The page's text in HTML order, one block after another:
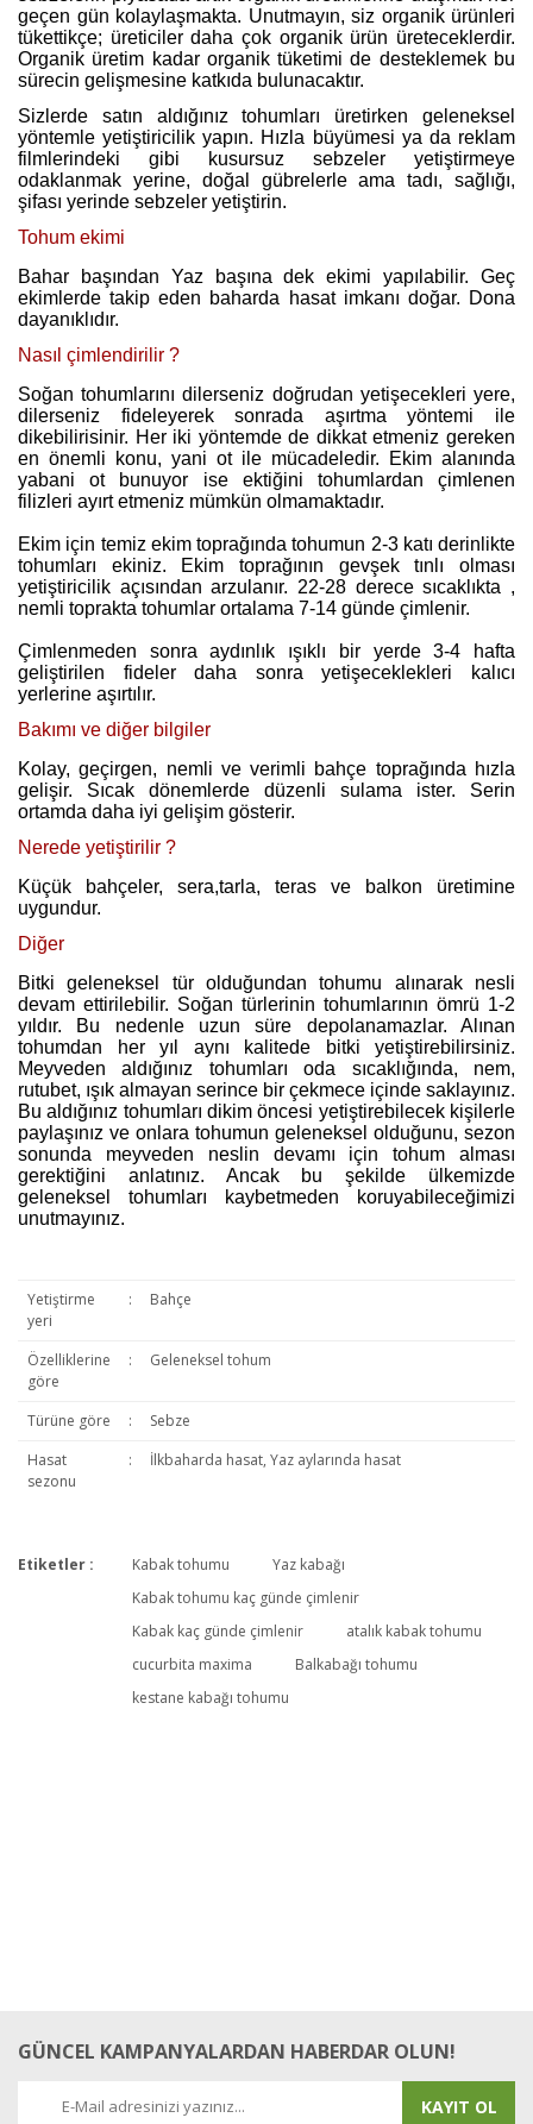
geçen gün kolaylaşmakta. Unutmayın, siz organik ürünleri
tükettikçe; üreticiler daha çok organik ürün üreteceklerdir.
Organik üretim kadar organik tüketimi de desteklemek bu
sürecin gelişmesine katkıda bulunacaktır.
Sizlerde satın aldığınız tohumları üretirken geleneksel
yöntemle yetiştiricilik yapın. Hızla büyümesi ya da reklam
filmlerindeki gibi kusursuz sebzeler yetiştirmeye
odaklanmak yerine, doğal gübrelerle ama tadı, sağlığı,
şifası yerinde sebzeler yetiştirin.
Tohum ekimi
Bahar başından Yaz başına dek ekimi yapılabilir. Geç
ekimlerde takip eden baharda hasat imkanı doğar. Dona
dayanıklıdır.
Nasıl çimlendirilir ?
Soğan tohumlarını dilerseniz doğrudan yetişecekleri yere,
dilerseniz fideleyerek sonrada aşırtma yöntemi ile
dikebilirisinir. Her iki yöntemde de dikkat etmeniz gereken
en önemli konu, yani ot ile mücadeledir. Ekim alanında
yabani ot bunuyor ise ektiğini tohumlardan çimlenen
filizleri ayırt etmeniz mümkün olmamaktadır.
Ekim için temiz ekim toprağında tohumun 2-3 katı derinlikte
tohumları ekiniz. Ekim toprağının gevşek tınlı olması
yetiştiricilik açısından arzulanır. 22-28 derece sıcaklıkta ,
nemli toprakta tohumlar ortalama 7-14 günde çimlenir.
Çimlenmeden sonra aydınlık ışıklı bir yerde 3-4 hafta
geliştirilen fideler daha sonra yetişeceklekleri kalıcı
yerlerine aşırtılır.
Bakımı ve diğer bilgiler
Kolay, geçirgen, nemli ve verimli bahçe toprağında hızla
gelişir. Sıcak dönemlerde düzenli sulama ister. Serin
ortamda daha iyi gelişim gösterir.
Nerede yetiştirilir ?
Küçük bahçeler, sera,tarla, teras ve balkon üretimine
uygundur.
Diğer
Bitki geleneksel tür olduğundan tohumu alınarak nesli
devam ettirilebilir. Soğan türlerinin tohumlarının ömrü 1-2
yıldır. Bu nedenle uzun süre depolanamazlar. Alınan
tohumdan her yıl aynı kalitede bitki yetiştirebilirsiniz.
Meyveden aldığınız tohumları oda sıcaklığında, nem,
rutubet, ışık almayan serince bir çekmece içinde saklayınız.
Bu aldığınız tohumları dikim öncesi yetiştirebilecek kişilerle
paylaşınız ve onlara tohumun geleneksel olduğunu, sezon
sonunda meyveden neslin devamı için tohum alması
gerektiğini anlatınız. Ancak bu şekilde ülkemizde
geleneksel tohumları kaybetmeden koruyabileceğimizi
unutmayınız.
Yetiştirme
yeri
: Bahçe
Özelliklerine
göre
: Geleneksel tohum
Türüne göre :
Sebze
Hasat
sezonu
: İlkbaharda hasat, Yaz aylarında hasat
Bu ürüne ilk yorumu siz yapın!
Yorum Yaz
Etiketler : Kabak tohumu
Yaz kabağı
Kabak tohumu kaç günde çimlenir
Kabak kaç günde çimlenir
atalık kabak tohumu
cucurbita maxima
Balkabağı tohumu
kestane kabağı tohumu
GÜNCEL KAMPANYALARDAN HABERDAR OLUN!
KAYIT OL